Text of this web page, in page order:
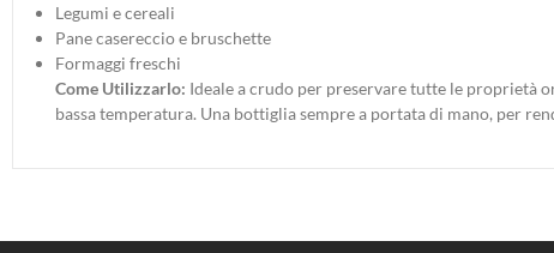
Legumi e cereali
Pane casereccio e bruschette
Formaggi freschi
Come Utilizzarlo: Ideale a crudo per preservare tutte le proprietà
bassa temperatura. Una bottiglia sempre a portata di mano, per